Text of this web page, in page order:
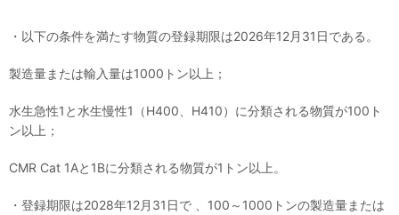
・以下の条件を満たす物質の登録期限は2026年12月31日である。
製造量または輸入量は1000トン以上；
水生急性1と水生慢性1（H400、H410）に分類される物質が100ト
ン以上；
CMR Cat 1Aと1Bに分類される物質が1トン以上。
・登録期限は2028年12月31日で 、100～1000トンの製造量または